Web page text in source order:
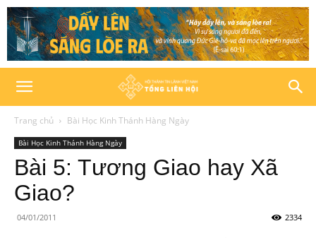
Trang chủ Bài Học Kinh Thánh Hàng Ngày
Bài Học Kinh Thánh Hàng Ngày
Bài 5: Tương Giao hay Xã
Giao?
04/01/2011 2334